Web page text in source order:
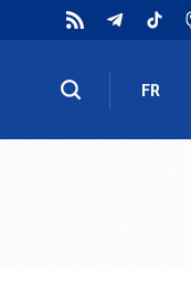
FR